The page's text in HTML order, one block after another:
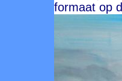
formaat op